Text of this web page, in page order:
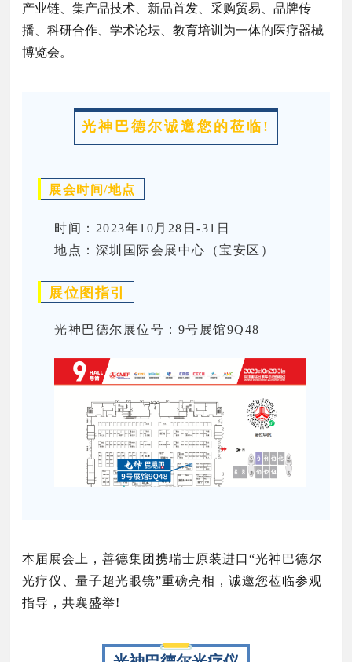
产业链、集产品技术、新品首发、采购贸易、品牌传
播、科研合作、学术论坛、教育培训为一体的医疗器械
博览会。
光神巴德尔诚邀您的莅临!
展会时间/地点
时间：2023年10月28日-31日
地点：深圳国际会展中心（宝安区）
展位图指引
光神巴德尔展位号：9号展馆9Q48
本届展会上，善德集团携瑞士原装进口“光神巴德尔
光疗仪、量子超光眼镜”重磅亮相，诚邀您莅临参观
指导，共襄盛举!